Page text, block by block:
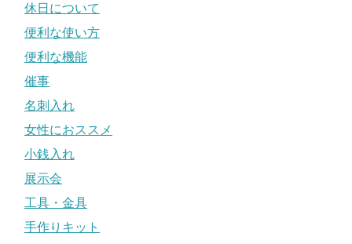
休日について
便利な使い方
便利な機能
催事
名刺入れ
女性におススメ
小銭入れ
展示会
工具・金具
手作りキット